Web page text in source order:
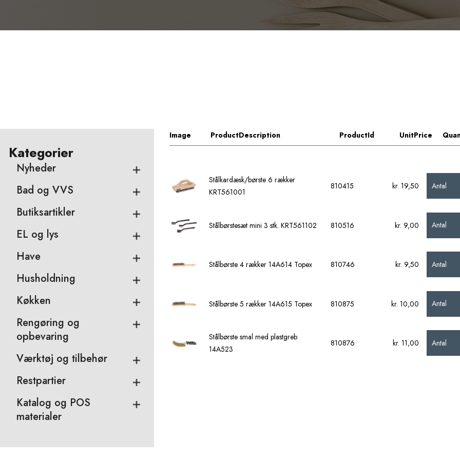
Kategorier
Nyheder
Bad og VVS
Butiksartikler
EL og lys
Have
Husholdning
Køkken
Rengøring og
opbevaring
Værktøj og tilbehør
Restpartier
Katalog og POS
materialer
Image ProductDescription ProductId UnitPrice
Stålkardæsk/børste 6 rækker
KRT561001
810415 kr. 19,50 Antal
Stålbørstesæt mini 3 stk. KRT561102 810516 kr. 9,00 Antal
Stålbørste 4 rækker 14A614 Topex 810746 kr. 9,50 Antal
Stålbørste 5 rækker 14A615 Topex 810875 kr. 10,00 Antal
Stålbørste smal med plastgreb
14A523
810876 kr. 11,00 Antal